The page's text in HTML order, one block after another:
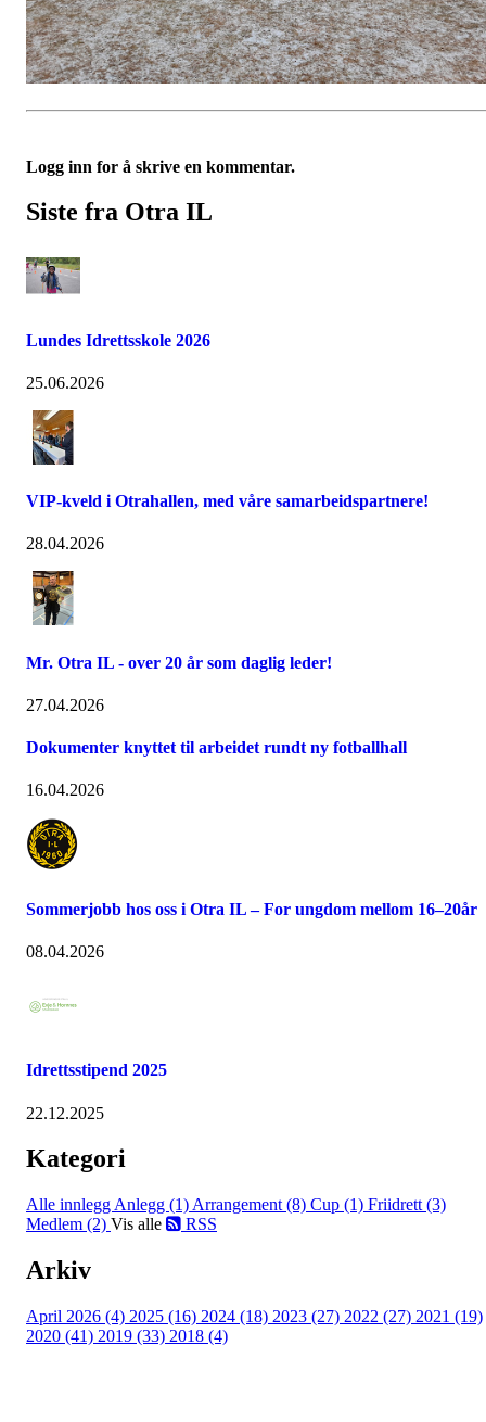
Logg inn for å skrive en kommentar.
Siste fra Otra IL
Lundes Idrettsskole 2026
25.06.2026
VIP-kveld i Otrahallen, med våre samarbeidspartnere!
28.04.2026
Mr. Otra IL - over 20 år som daglig leder!
27.04.2026
Dokumenter knyttet til arbeidet rundt ny fotballhall
16.04.2026
Sommerjobb hos oss i Otra IL – For ungdom mellom 16–20år
08.04.2026
Idrettsstipend 2025
22.12.2025
Kategori
Alle innlegg Anlegg (1) Arrangement (8) Cup (1) Friidrett (3)
Medlem (2) Vis alle RSS
Arkiv
April 2026 (4) 2025 (16) 2024 (18) 2023 (27) 2022 (27) 2021 (19)
2020 (41) 2019 (33) 2018 (4)